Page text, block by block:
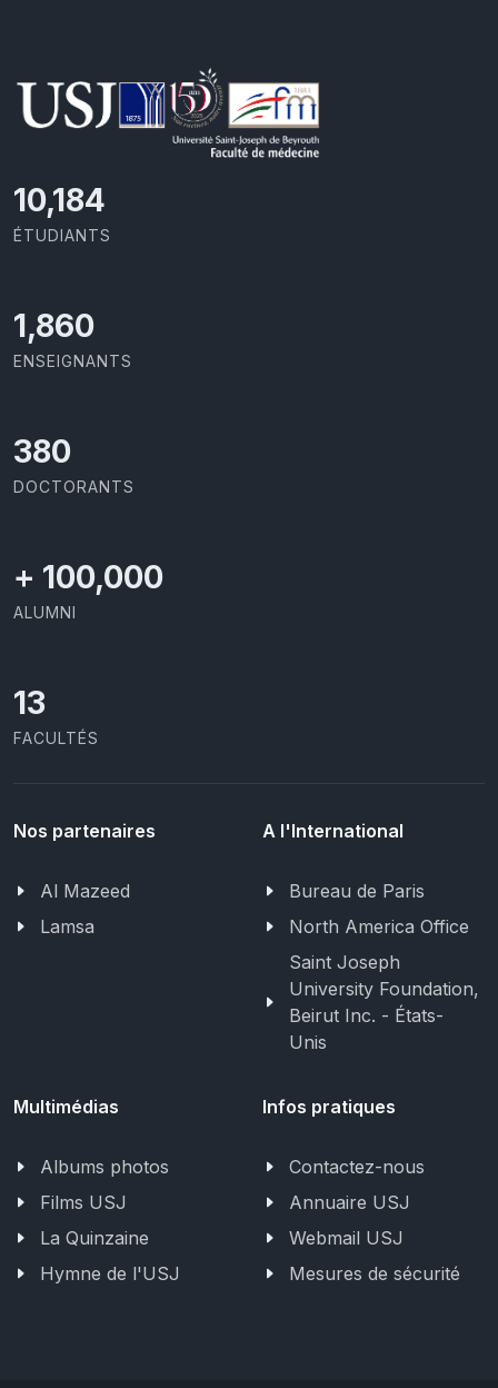
10,493
ÉTUDIANTS
1,917
ENSEIGNANTS
391
DOCTORANTS
+ 100,000
ALUMNI
13
FACULTÉS
Nos partenaires
Al Mazeed
Lamsa
A l'International
Bureau de Paris
North America Office
Saint Joseph
University Foundation,
Beirut Inc. - États-
Unis
Multimédias
Albums photos
Films USJ
La Quinzaine
Hymne de l'USJ
Infos pratiques
Contactez-nous
Annuaire USJ
Webmail USJ
Mesures de sécurité